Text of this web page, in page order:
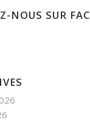
NOUS SUR